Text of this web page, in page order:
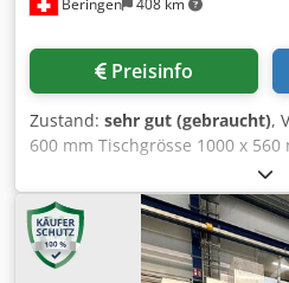
Beringen 408 km
Preisinfo
Zustand: sehr gut (gebraucht),
600 mm Tischgrösse 1000 x
SK40 Spindeldrehzahlen -
24 Pos. Steuerung:
Aszbrrtjf Rsa
MARCELS MASCHINEN CH